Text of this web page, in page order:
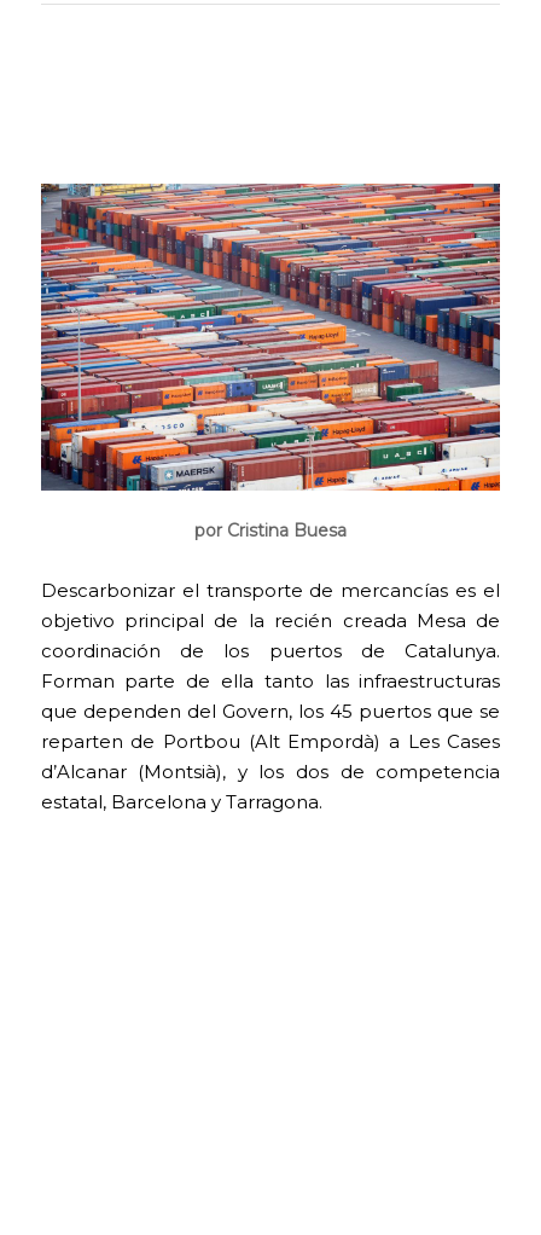
por Cristina Buesa
Descarbonizar el transporte de mercancías es el
objetivo principal de la recién creada Mesa de
coordinación de los puertos de Catalunya.
Forman parte de ella tanto las infraestructuras
que dependen del Govern, los 45 puertos que se
reparten de Portbou (Alt Empordà) a Les Cases
d’Alcanar (Montsià), y los dos de competencia
estatal, Barcelona y Tarragona.